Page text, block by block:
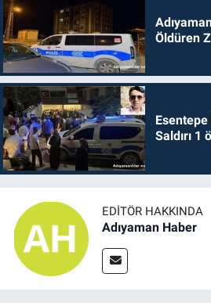
Öldüren
Saldırı 1
EDITÖR HAKKINDA
Adıyaman Haber